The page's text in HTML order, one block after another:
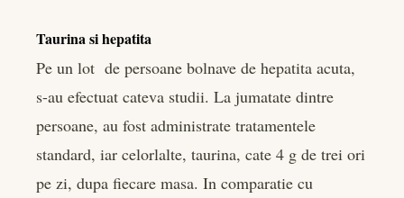
Taurina si hepatita
Pe un lot de persoane bolnave de hepatita acuta,
s-au efectuat cateva studii. La jumatate dintre
persoane, au fost administrate tratamentele
standard, iar celorlalte, taurina, cate 4 g de trei ori
pe zi, dupa fiecare masa. In comparatie cu